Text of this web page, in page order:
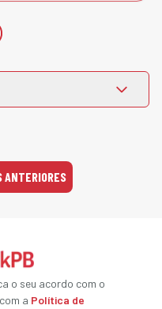
ANTERIORES
o seu acordo com o
a Política de